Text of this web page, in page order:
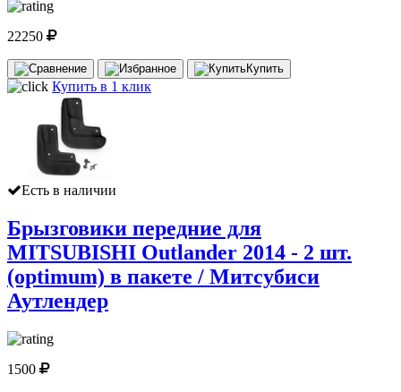
22250
Купить
Купить в 1 клик
Есть в наличии
Брызговики передние для
MITSUBISHI Outlander 2014 - 2 шт.
(optimum) в пакете / Митсубиси
Аутлендер
1500